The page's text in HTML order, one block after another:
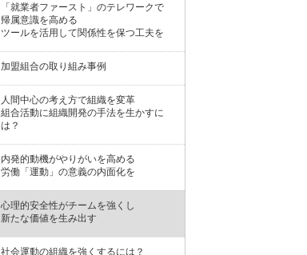
「就業者ファースト」のテレワークで
帰属意識を高める
ツールを活用して関係性を保つ工夫を
加盟組合の取り組み事例
人間中心の考え方で組織を変革
組合活動に組織開発の手法を生かすに
は？
内発的動機がやりがいを高める
労働「運動」の意義の内面化を
心理的安全性がチームを強くし
新たな価値を生み出す
社会運動の組織を強くするには？